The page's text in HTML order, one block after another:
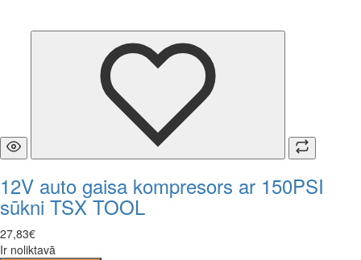
12V auto gaisa kompresors ar 150PSI
sūkni TSX TOOL
27,83€
Ir noliktavā